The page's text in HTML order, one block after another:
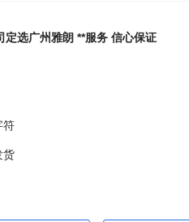
定选广州雅朗 **服务 信心保证
符
货